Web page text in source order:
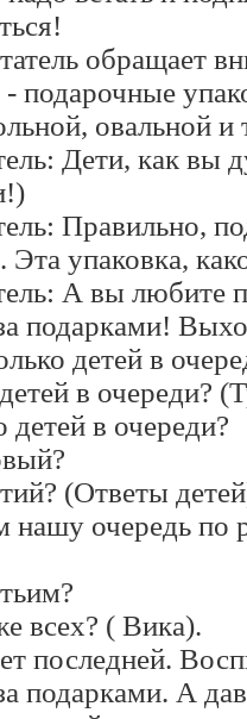
обращает
подарочные
овальной
Дети, как вы
Правильно,
Эта упаковка,
А вы любите
подарками!
детей в
в очереди?
детей в очереди?
(Ответы
нашу очередь по
всех? ( Вика).
последней.
подарками. А